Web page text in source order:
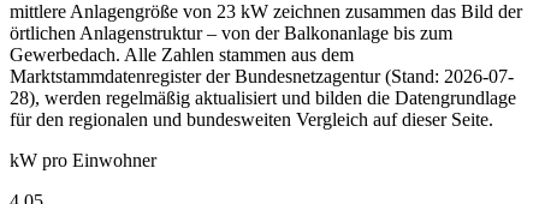
mittlere Anlagengröße von 23 kW zeichnen zusammen das Bild der
örtlichen Anlagenstruktur – von der Balkonanlage bis zum
Gewerbedach. Alle Zahlen stammen aus dem
Marktstammdatenregister der Bundesnetzagentur (Stand: 2026-07-
28), werden regelmäßig aktualisiert und bilden die Datengrundlage
für den regionalen und bundesweiten Vergleich auf dieser Seite.
kW pro Einwohner